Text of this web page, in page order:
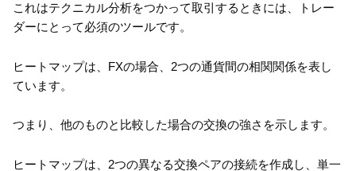
これはテクニカル分析をつかって取引するときには、トレー
ダーにとって必須のツールです。
ヒートマップは、FXの場合、2つの通貨間の相関関係を表し
ています。
つまり、他のものと比較した場合の交換の強さを示します。
ヒートマップは、2つの異なる交換ペアの接続を作成し、単一